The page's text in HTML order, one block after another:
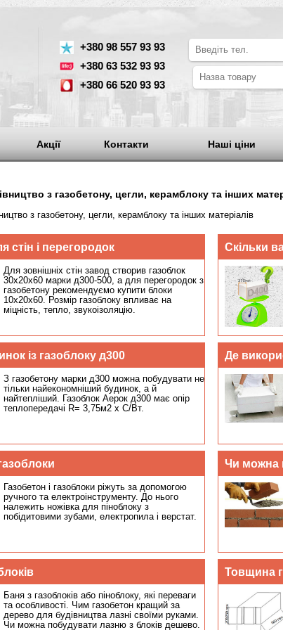
+380 98 557 93 93
+380 63 532 93 93
+380 66 520 93 93
Акції Контакти
будівництво з газобетону, цегли, керамблоку
для стін і перегородок
Для зовнішніх стін завод створив газоблок
30х20х60 марки д300-500, а для перегородок з
газобетону рекомендуємо купити блоки
10х20х60. Розмір газоблоку впливає на
міцність, тепло, звукоізоляцію.
будинок із газоблоку д300
З газобетону марки д300 можна побудувати не
найтепліший. Газоблок Аерок д300 має опір
теплопередачі R= 3,75м2 х С/Вт.
газоблоки
ручного та електроінструменту. До нього
побідитовими зубами, електропила і верстат.